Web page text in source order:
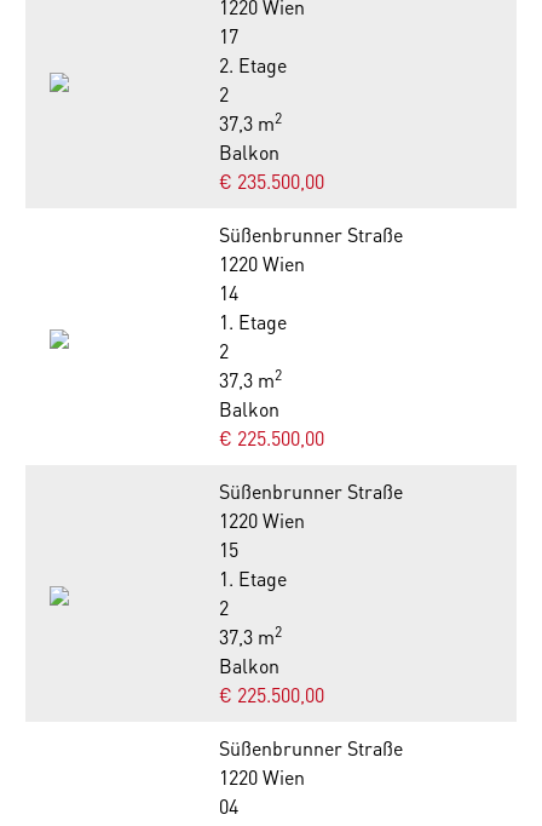
1220 Wien
17
2. Etage
2
37,3 m2
Balkon
€ 235.500,00
Süßenbrunner Straße
1220 Wien
14
1. Etage
2
37,3 m2
Balkon
€ 225.500,00
Süßenbrunner Straße
1220 Wien
15
1. Etage
2
37,3 m2
Balkon
€ 225.500,00
Süßenbrunner Straße
1220 Wien
04